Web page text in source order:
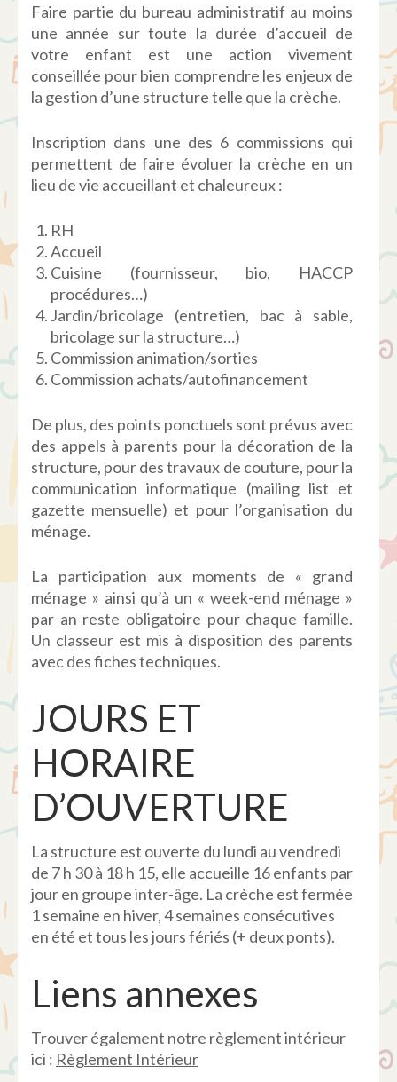
Faire partie du bureau administratif au moins
une année sur toute la durée d’accueil de
votre enfant est une action vivement
conseillée pour bien comprendre les enjeux de
la gestion d’une structure telle que la crèche.
Inscription dans une des 6 commissions qui
permettent de faire évoluer la crèche en un
lieu de vie accueillant et chaleureux :
RH
Accueil
Cuisine (fournisseur, bio, HACCP
procédures…)
Jardin/bricolage (entretien, bac à sable,
bricolage sur la structure…)
Commission animation/sorties
Commission achats/autofinancement
De plus, des points ponctuels sont prévus avec
des appels à parents pour la décoration de la
structure, pour des travaux de couture, pour la
communication informatique (mailing list et
gazette mensuelle) et pour l’organisation du
ménage.
La participation aux moments de « grand
ménage » ainsi qu’à un « week-end ménage »
par an reste obligatoire pour chaque famille.
Un classeur est mis à disposition des parents
avec des fiches techniques.
JOURS ET
HORAIRE
D’OUVERTURE
La structure est ouverte du lundi au vendredi
de 7 h 30 à 18 h 15, elle accueille 16 enfants par
jour en groupe inter-âge. La crèche est fermée
1 semaine en hiver, 4 semaines consécutives
en été et tous les jours fériés (+ deux ponts).
Liens annexes
Trouver également notre règlement intérieur
ici : Règlement Intérieur